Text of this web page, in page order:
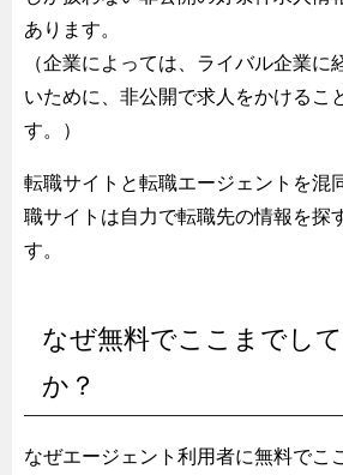
あります。
（企業によっては、ライバル企業に
いために、非公開で求人をかけるこ
す。）
転職サイトと転職エージェントを混
職サイトは自力で転職先の情報を探
す。
なぜ無料でここまでし
か？
なぜエージェント利用者に無料でこ